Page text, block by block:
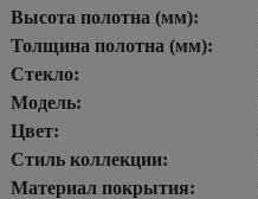
Высота полотна (мм):
Толщина полотна (мм):
Стекло:
Модель:
Цвет:
Стиль коллекции:
Материал покрытия: